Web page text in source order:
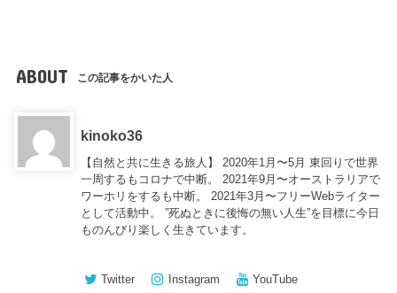
ABOUT この記事をかいた人
kinoko36
【自然と共に生きる旅人】 2020年1月〜5月 東回りで世界
一周するもコロナで中断。 2021年9月〜オーストラリアで
ワーホリをするも中断。 2021年3月〜フリーWebライター
として活動中。 ”死ぬときに後悔の無い人生”を目標に今日
ものんびり楽しく生きています。
Twitter Instagram YouTube